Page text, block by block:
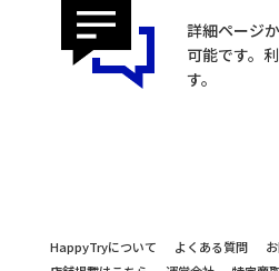
詳細ページ
可能です。
す。
HappyTryについて よくある質問